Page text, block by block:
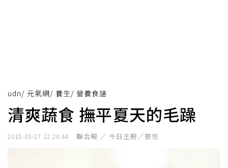
udn/ 元氣網/ 養生/ 營養食譜
清爽蔬食 撫平夏天的毛躁
2018-05-27 12:20:44 聯合報 ／ 今日主廚／張恆